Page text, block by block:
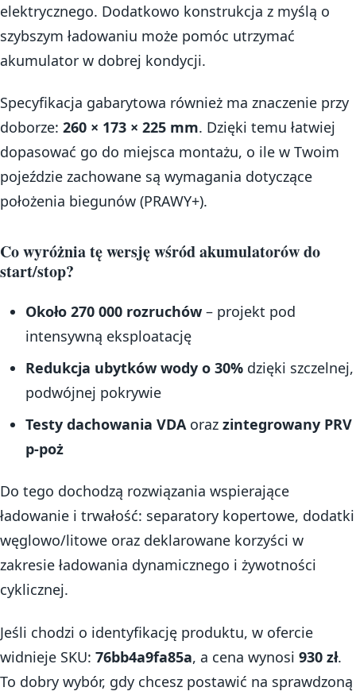
elektrycznego. Dodatkowo konstrukcja z myślą o
szybszym ładowaniu może pomóc utrzymać
akumulator w dobrej kondycji.
Specyfikacja gabarytowa również ma znaczenie przy
doborze: 260 × 173 × 225 mm. Dzięki temu łatwiej
dopasować go do miejsca montażu, o ile w Twoim
pojeździe zachowane są wymagania dotyczące
położenia biegunów (PRAWY+).
Co wyróżnia tę wersję wśród akumulatorów do
start/stop?
Około 270 000 rozruchów– projekt pod
intensywną eksploatację
Redukcja ubytków wody o 30%dzięki szczelnej,
podwójnej pokrywie
Testy dachowania VDAoraz zintegrowany PRV
p-poż
Do tego dochodzą rozwiązania wspierające
ładowanie i trwałość: separatory kopertowe, dodatki
węglowo/litowe oraz deklarowane korzyści w
zakresie ładowania dynamicznego i żywotności
cyklicznej.
Jeśli chodzi o identyfikację produktu, w ofercie
widnieje SKU: 76bb4a9fa85a, a cena wynosi 930 zł.
To dobry wybór, gdy chcesz postawić na sprawdzoną